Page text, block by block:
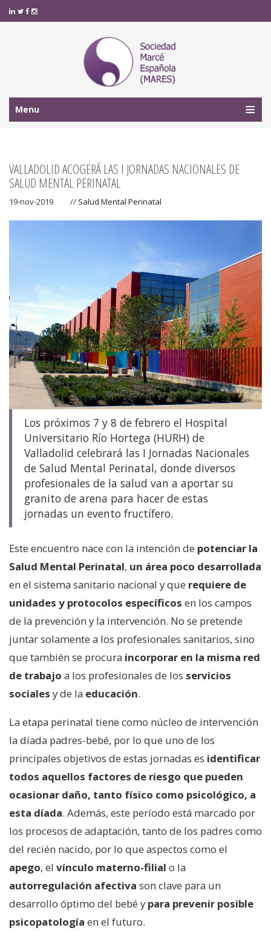
Menu
VALLADOLID ACOGERÁ LAS I JORNADAS NACIONALES DE
SALUD MENTAL PERINATAL
19-nov-2019 // Salud Mental Perinatal
Los próximos 7 y 8 de febrero el Hospital
Universitario Río Hortega (HURH) de
Valladolid celebrará las I Jornadas Nacionales
de Salud Mental Perinatal, donde diversos
profesionales de la salud van a aportar su
granito de arena para hacer de estas
jornadas un evento fructífero.
Este encuentro nace con la intención de potenciar la
Salud Mental Perinatal, un área poco desarrollada
en el sistema sanitario nacional y que requiere de
unidades y protocolos específicos en los campos
de la prevención y la intervención. No se pretende
juntar solamente a los profesionales sanitarios, sino
que también se procura incorporar en la misma red
de trabajo a los profesionales de los servicios
sociales y de la educación.
La etapa perinatal tiene como núcleo de intervención
la díada padres-bebé, por lo que uno de los
principales objetivos de estas jornadas es identificar
todos aquellos factores de riesgo que pueden
ocasionar daño, tanto físico como psicológico, a
esta díada. Además, este período está marcado por
los procesos de adaptación, tanto de los padres como
del recién nacido, por lo que aspectos como el
apego, el vínculo materno-filial o la
autorregulación afectiva son clave para un
desarrollo óptimo del bebé y para prevenir posible
psicopatología en el futuro.